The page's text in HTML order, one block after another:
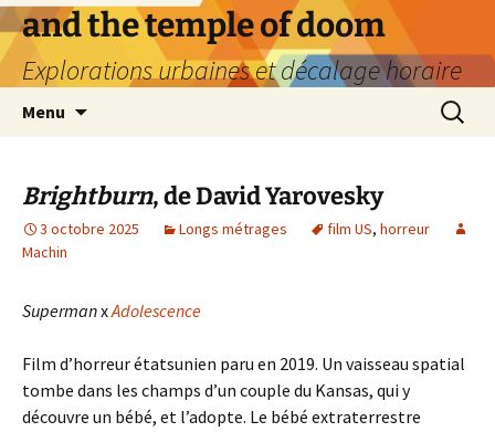
Aller
au
contenu
and the temple of doom
Explorations urbaines et décalage horaire
Menu
Brightburn, de David Yarovesky
3 octobre 2025 Longs métrages film US, horreur
Machin
SupermanxAdolescence
Film d’horreur étatsunien paru en 2019. Un vaisseau spatial
tombe dans les champs d’un couple du Kansas, qui y
découvre un bébé, et l’adopte. Le bébé extraterrestre